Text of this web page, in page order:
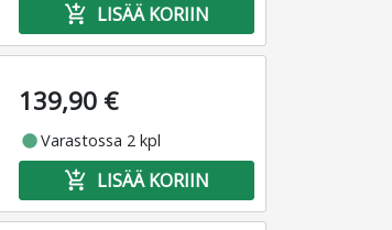
add_shopping_cart LISÄÄ KORIIN
139,90 €
fiber_manual_recordVarastossa 2 kpl
add_shopping_cart LISÄÄ KORIIN